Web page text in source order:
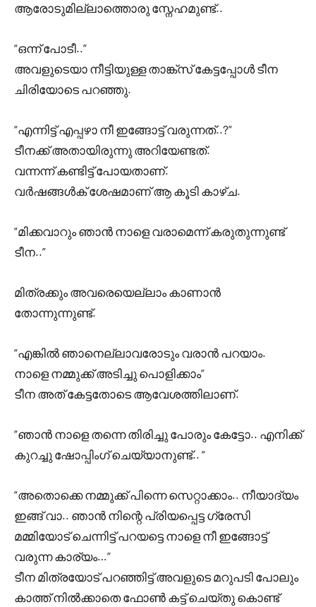
ആരോടുമില്ലാത്തൊരു സ്നേഹമുണ്ട്..
“ഒന്ന് പോടീ..”
അവളുടെയാ നീട്ടിയുള്ള താങ്ക്സ് കേട്ടപ്പോൾ ടീന
ചിരിയോടെ പറഞ്ഞു.
“എന്നിട്ട് എപ്പഴാ നീ ഇങ്ങോട്ട് വരുന്നത്..?”
ടീനക്ക് അതായിരുന്നു അറിയേണ്ടത്.
വന്നന്ന് കണ്ടിട്ട് പോയതാണ്.
വർഷങ്ങൾക് ശേഷമാണ് ആ കൂടി കാഴ്ച.
“മിക്കവാറും ഞാൻ നാളെ വരാമെന്ന് കരുതുന്നുണ്ട്
ടീന..”
മിത്രക്കും അവരെയെല്ലാം കാണാൻ
തോന്നുന്നുണ്ട്.
“എങ്കിൽ ഞാനെല്ലാവരോടും വരാൻ പറയാം.
നാളെ നമ്മുക്ക് അടിച്ചു പൊളിക്കാം”
ടീന അത് കേട്ടതോടെ ആവേശത്തിലാണ്.
“ഞാൻ നാളെ തന്നെ തിരിച്ചു പോരും കേട്ടോ.. എനിക്ക്
കുറച്ചു ഷോപ്പിംഗ് ചെയ്യാനുണ്ട്.. “
“അതൊക്കെ നമ്മുക്ക് പിന്നെ സെറ്റാക്കാം.. നീയാദ്യം
ഇങ്ങ് വാ.. ഞാൻ നിന്റെ പ്രിയപ്പെട്ട ഗ്രേസി
മമ്മിയോട്‌ ചെന്നിട്ട് പറയട്ടെ നാളെ നീ ഇങ്ങോട്ട്
വരുന്ന കാര്യം…”
ടീന മിത്രയോട് പറഞ്ഞിട്ട് അവളുടെ മറുപടി പോലും
കാത്ത് നിൽക്കാതെ ഫോൺ കട്ട് ചെയ്തു കൊണ്ട്